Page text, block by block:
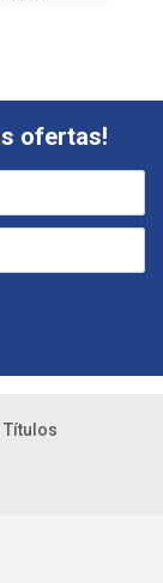
ofertas!
Títulos